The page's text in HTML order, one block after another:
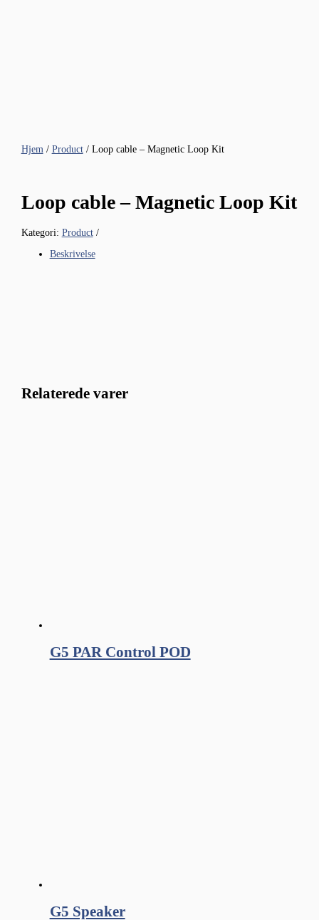
Hjem / Product/ Loop cable – Magnetic Loop Kit
Loop cable – Magnetic Loop Kit
Kategori: Product
Beskrivelse
Relaterede varer
G5 PAR Control POD
G5 Speaker